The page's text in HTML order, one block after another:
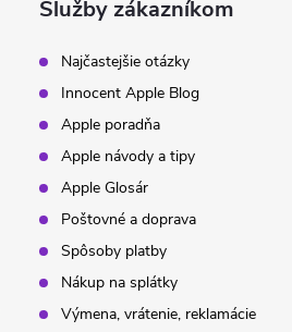
Služby zákazníkom
Najčastejšie otázky
Innocent Apple Blog
Apple poradňa
Apple návody a tipy
Apple Glosár
Poštovné a doprava
Spôsoby platby
Nákup na splátky
Výmena, vrátenie, reklamácie